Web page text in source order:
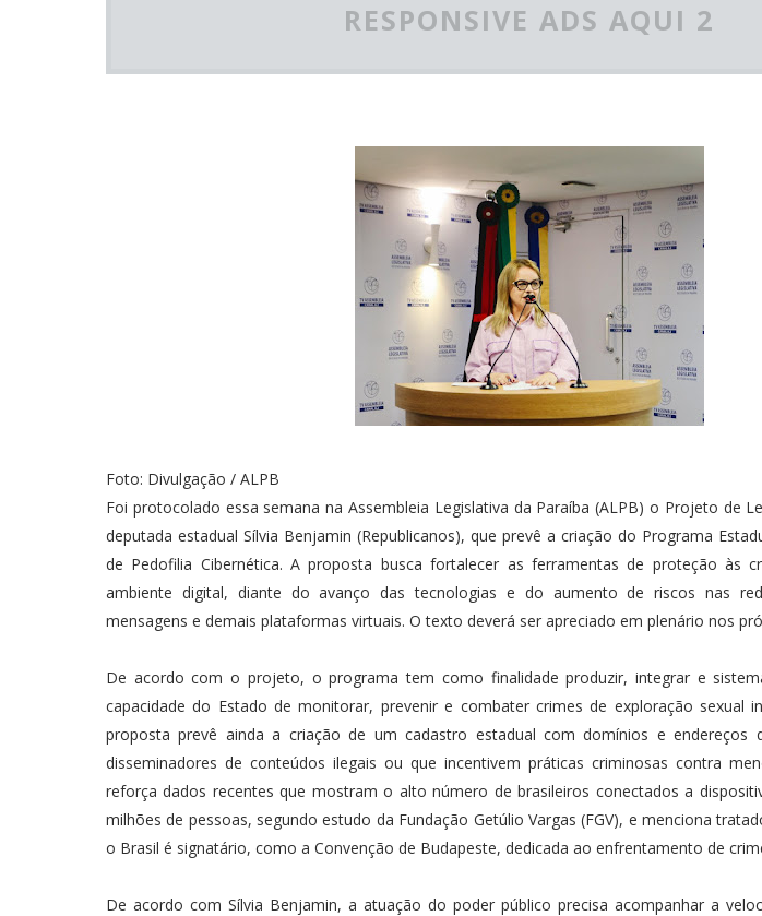
RESPONSIVE ADS AQUI 2
Foto: Divulgação / ALPB
Foi protocolado essa semana na Assembleia Legislativa da Paraíba (ALPB) o Projeto de
deputada estadual Sílvia Benjamin (Republicanos), que prevê a criação do Programa
de Pedofilia Cibernética. A proposta busca fortalecer as ferramentas de proteção às
ambiente digital, diante do avanço das tecnologias e do aumento de riscos nas
mensagens e demais plataformas virtuais. O texto deverá ser apreciado em plenário nos
De acordo com o projeto, o programa tem como finalidade produzir, integrar e
capacidade do Estado de monitorar, prevenir e combater crimes de exploração sexual
proposta prevê ainda a criação de um cadastro estadual com domínios e endereços
disseminadores de conteúdos ilegais ou que incentivem práticas criminosas contra
reforça dados recentes que mostram o alto número de brasileiros conectados a
milhões de pessoas, segundo estudo da Fundação Getúlio Vargas (FGV), e menciona
o Brasil é signatário, como a Convenção de Budapeste, dedicada ao enfrentamento de
De acordo com Sílvia Benjamin, a atuação do poder público precisa acompanhar a